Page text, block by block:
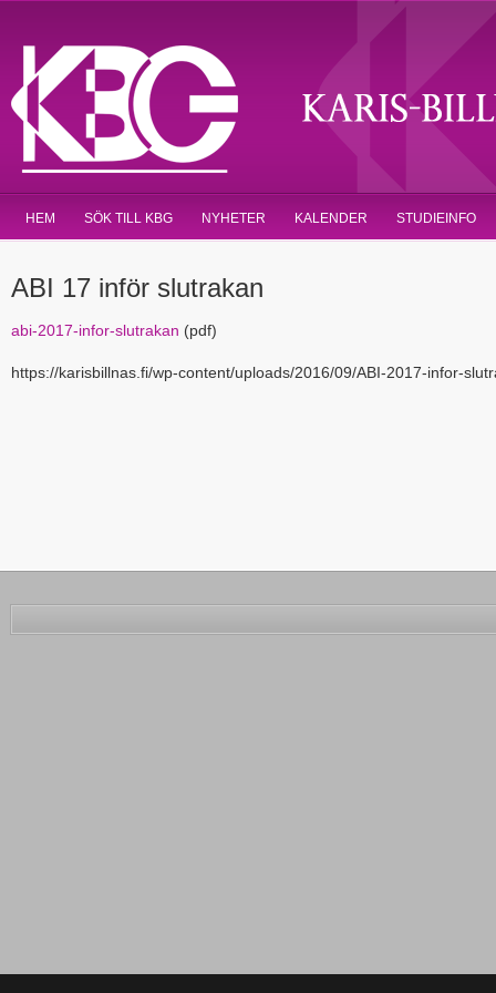
HEM SÖK TILL KBG NYHETER KALENDER STUDIEINFO
ABI 17 inför slutrakan
abi-2017-infor-slutrakan (pdf)
https://karisbillnas.fi/wp-content/uploads/2016/09/ABI-2017-infor-